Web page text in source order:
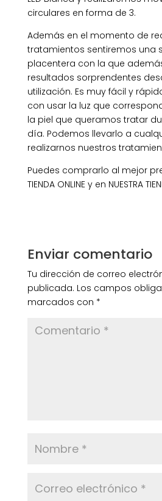
circulares en forma de 3.
Además en el momento de
tratamientos sentiremos una
placentera con la que
resultados sorprendentes
utilización. Es muy fácil y
con usar la luz que
la piel que queramos tratar
día. Podemos llevarlo a
realizarnos nuestros
Puedes comprarlo al mejor
TIENDA ONLINE y en NUESTRA
Enviar comentario
Tu dirección de correo
publicada. Los campos
marcados con *